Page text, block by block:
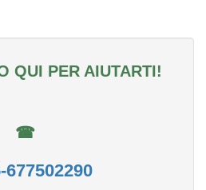
QUI PER AIUTARTI!
☎
677502290